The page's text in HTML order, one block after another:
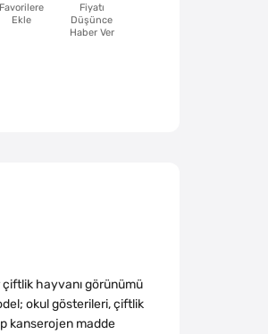
Favorilere
Ekle
Fiyatı
Düşünce
Haber Ver
çiftlik hayvanı görünümü
okul gösterileri, çiftlik
kanserojen madde